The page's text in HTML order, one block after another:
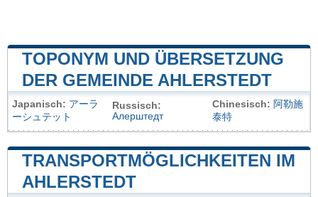
TOPONYM UND ÜBERSETZUNG
DER GEMEINDE AHLERSTEDT
Japanisch: アーラ
ーシュテット
Russisch:
Алерштедт
Chinesisch: 阿勒施
泰特
TRANSPORTMÖGLICHKEITEN IM
AHLERSTEDT